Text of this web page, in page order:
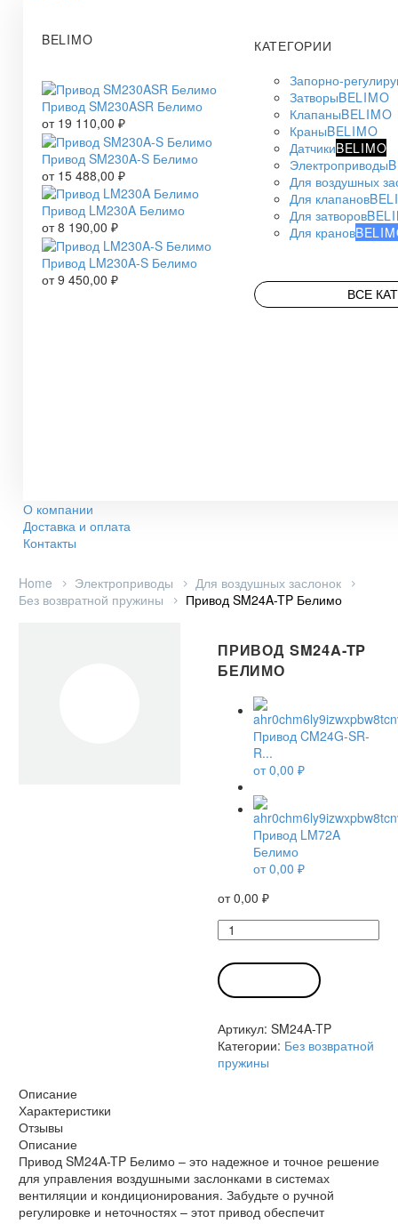
BELIMO
Привод SM230ASR Белимо
от 19 110,00 ₽
Привод SM230A-S Белимо
от 15 488,00 ₽
Привод LM230A Белимо
от8 190,00 ₽
Привод LM230A-S Белимо
от9 450,00 ₽
КАТЕГОРИИ
Запорно-
ЗатворыBELIMO
КлапаныBELIMO
КраныBELIMO
ДатчикиBELIMO
Электроприводы
Для воздушных
Для клапанов
Для затворов
Для кранов
ВСЕ
О компании
Доставка и оплата
Контакты
Home Электроприводы
Для воздушных заслонок
Без возвратной пружины
Привод SM24A-TP Белимо
ПРИВОД SM24A-TP
БЕЛИМО
Привод CM24G-SR-
R...
от0,00 ₽
Привод LM72A
Белимо
от0,00 ₽
от0,00 ₽
Количество
товара
Привод
SM24A-
TP
Артикул: SM24A-TP
Категории: Без возвратной
пружины
Описание
Характеристики
Отзывы
Описание
Привод SM24A-TP Белимо – это надежное и точное решение
для управления воздушными заслонками в системах
вентиляции и кондиционирования. Забудьте о ручной
регулировке и неточностях – этот привод обеспечит